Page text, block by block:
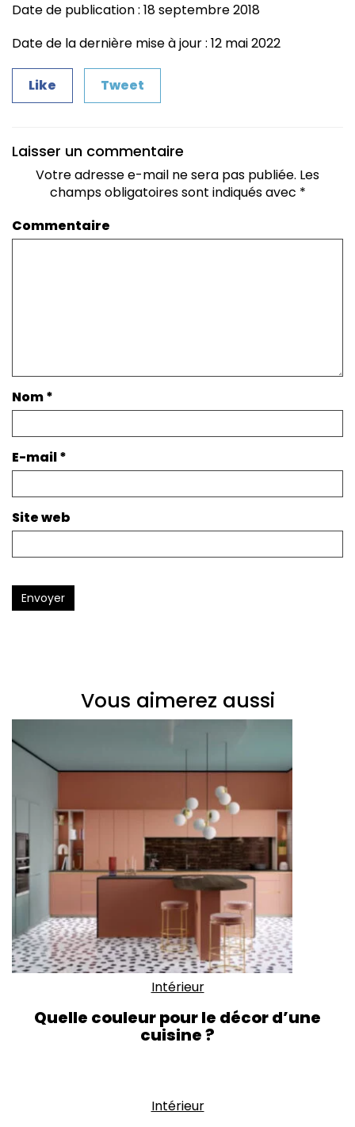
Date de publication : 18 septembre 2018
Date de la dernière mise à jour : 12 mai 2022
Like Tweet
Laisser un commentaire
Votre adresse e-mail ne sera pas publiée. Les
champs obligatoires sont indiqués avec *
Commentaire
Nom*
E-mail*
Site web
Envoyer
Vous aimerez aussi
Intérieur
Quelle couleur pour le décor d’une
cuisine ?
Intérieur